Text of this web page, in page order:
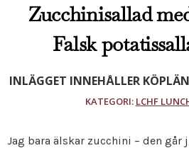
Zucchinisallad
Falsk
INLÄGGET INNEHÅLLER
KATEGORI: LCHF
Jag bara älskar zucchini – den går